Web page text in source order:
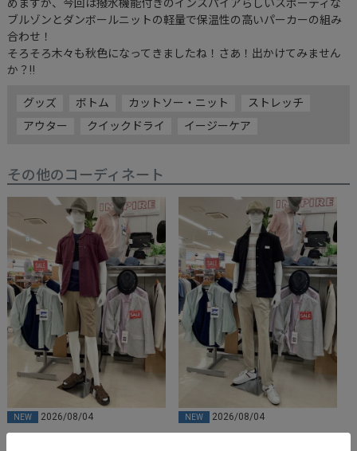
めますが、今回は撥水機能付きのインスパイアらしいスポーティな
ブルゾンとダンボールニットの軽量で保温性の高いパーカーの組み
合わせ！
そろそろ木々も秋色になってきましたね！さあ！出かけてみません
か？‼︎
グッズ ボトム カットソー・ニット
ストレッチ
アウター
クイックドライ イージーケア
その他のコーディネート
NEW 2026/08/04 NEW 2026/08/04